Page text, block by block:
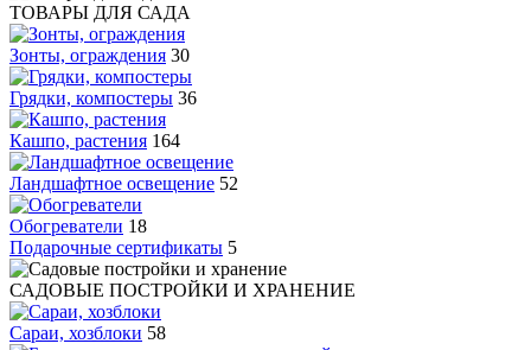
ТОВАРЫ ДЛЯ САДА
Зонты, ограждения 30
Грядки, компостеры 36
Кашпо, растения 164
Ландшафтное освещение 52
Обогреватели 18
Подарочные сертификаты 5
САДОВЫЕ ПОСТРОЙКИ И ХРАНЕНИЕ
Сараи, хозблоки 58